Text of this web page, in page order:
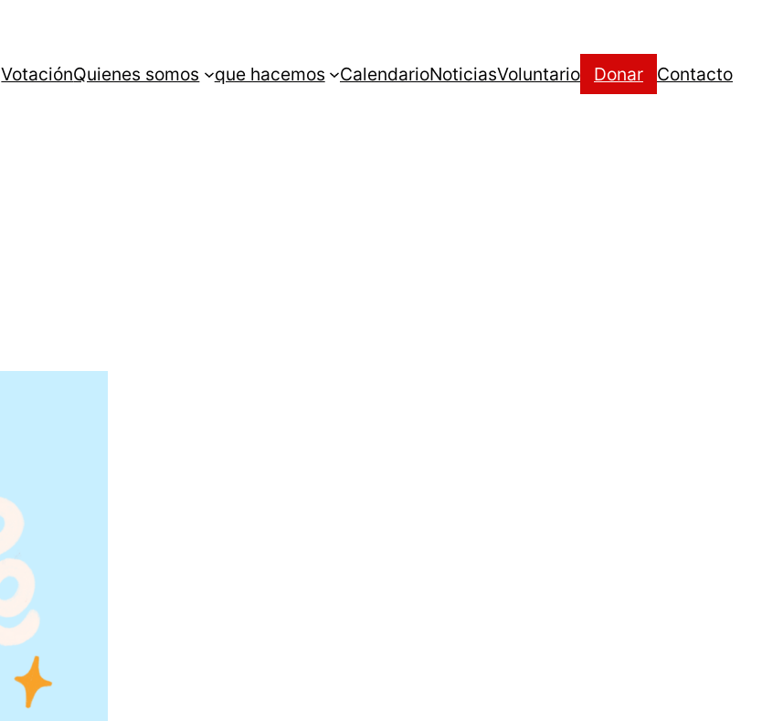
VotaciónQuienes somos que hacemos CalendarioNoticiasVoluntario Donar Contacto